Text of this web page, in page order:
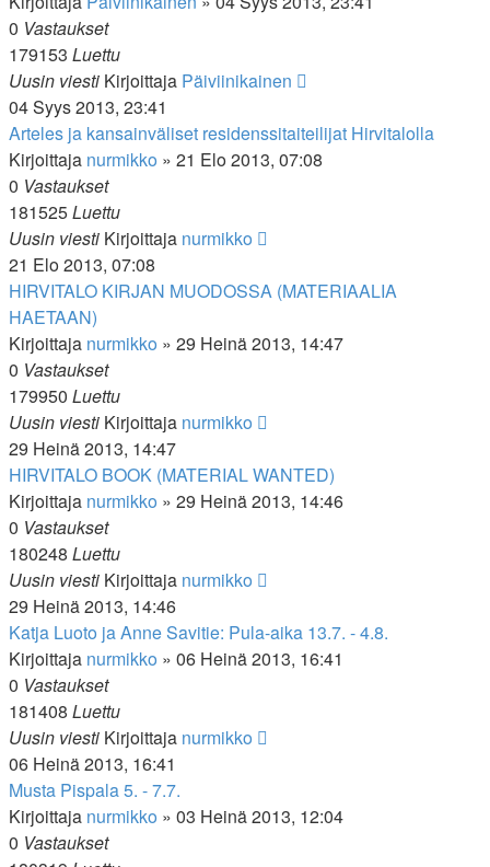
0 Vastaukset
179153 Luettu
Uusin viesti Kirjoittaja Päiviinikainen
04 Syys 2013, 23:41
Arteles ja kansainväliset residenssitaiteilijat Hirvitalolla
Kirjoittaja nurmikko » 21 Elo 2013, 07:08
0 Vastaukset
181525Luettu
Uusin viesti Kirjoittaja nurmikko
21 Elo 2013, 07:08
HIRVITALO KIRJAN MUODOSSA (MATERIAALIA
HAETAAN)
Kirjoittaja nurmikko » 29 Heinä 2013, 14:47
0 Vastaukset
179950 Luettu
Uusin viesti Kirjoittaja nurmikko
29 Heinä 2013, 14:47
HIRVITALO BOOK (MATERIAL WANTED)
Kirjoittaja nurmikko » 29 Heinä 2013, 14:46
0 Vastaukset
180248 Luettu
Uusin viesti Kirjoittaja nurmikko
29 Heinä 2013, 14:46
Katja Luoto ja Anne Savitie: Pula-aika 13.7. - 4.8.
Kirjoittaja nurmikko » 06 Heinä 2013, 16:41
0 Vastaukset
181408 Luettu
Uusin viesti Kirjoittaja nurmikko
06 Heinä 2013, 16:41
Musta Pispala 5. - 7.7.
Kirjoittaja nurmikko » 03 Heinä 2013, 12:04
0 Vastaukset